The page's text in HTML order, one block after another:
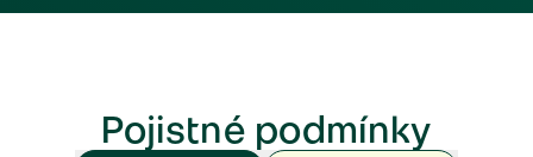
Pojistné podmínky